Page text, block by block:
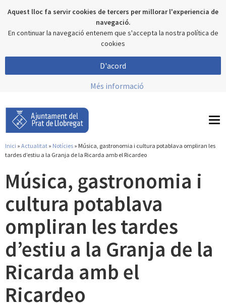
Aquest lloc fa servir cookies de tercers per millorar l'experiencia de
navegació.
En continuar la navegació entenem que s'accepta la nostra política de
cookies
D'acord
Més informació
Esteu aquí
Inici » Actualitat » Notícies » Música, gastronomia i cultura potablava ompliran les
tardes d’estiu a la Granja de la Ricarda amb el Ricardeo
Música, gastronomia i
cultura potablava
ompliran les tardes
d’estiu a la Granja de la
Ricarda amb el
Ricardeo